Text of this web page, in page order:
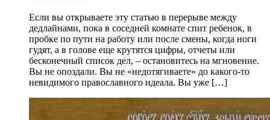
Если вы открываете эту статью в перерыве между
дедлайнами, пока в соседней комнате спит ребенок, в
пробке по пути на работу или после смены, когда ноги
гудят, а в голове еще крутятся цифры, отчеты или
бесконечный список дел, – остановитесь на мгновение.
Вы не опоздали. Вы не «недотягиваете» до какого-то
невидимого православного идеала. Вы уже […]